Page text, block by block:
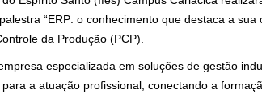
“ERP: o conhecimento que destaca a sua
da Produção (PCP).
empresa especializada em soluções de gestão
a atuação profissional, conectando a